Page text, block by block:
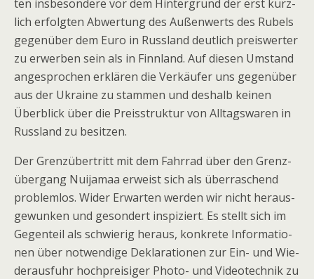
ten ins­be­son­dere vor dem Hin­ter­grund der erst kürz­
lich erfolg­ten Abwer­tung des Außen­werts des Rubels
gegen­über dem Euro in Russ­land deut­lich preis­wer­ter
zu erwer­ben sein als in Finn­land. Auf die­sen Umstand
ange­spro­chen erklä­ren die Ver­käu­fer uns gegen­über
aus der Ukraine zu stam­men und des­halb kei­nen
Über­blick über die Preis­struk­tur von All­tags­wa­ren in
Russ­land zu besitzen.
Der Grenz­über­tritt mit dem Fahr­rad über den Grenz­
über­gang Nui­ja­maa erweist sich als über­ra­schend
pro­blem­los. Wider Erwar­ten wer­den wir nicht her­aus­
ge­wun­ken und geson­dert inspi­ziert. Es stellt sich im
Gegen­teil als schwie­rig her­aus, kon­krete Infor­ma­tio­
nen über not­wen­dige Dekla­ra­tio­nen zur Ein- und Wie­
der­aus­fuhr hoch­prei­si­ger Photo- und Video­tech­nik zu